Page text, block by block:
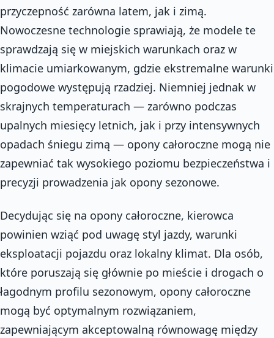
przyczepność zarówna latem, jak i zimą.
Nowoczesne technologie sprawiają, że modele te
sprawdzają się w miejskich warunkach oraz w
klimacie umiarkowanym, gdzie ekstremalne warunki
pogodowe występują rzadziej. Niemniej jednak w
skrajnych temperaturach — zarówno podczas
upalnych miesięcy letnich, jak i przy intensywnych
opadach śniegu zimą — opony całoroczne mogą nie
zapewniać tak wysokiego poziomu bezpieczeństwa i
precyzji prowadzenia jak opony sezonowe.
Decydując się na opony całoroczne, kierowca
powinien wziąć pod uwagę styl jazdy, warunki
eksploatacji pojazdu oraz lokalny klimat. Dla osób,
które poruszają się głównie po mieście i drogach o
łagodnym profilu sezonowym, opony całoroczne
mogą być optymalnym rozwiązaniem,
zapewniającym akceptowalną równowagę między